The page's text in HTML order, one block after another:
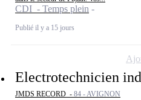
CDI - Temps plein
Publié il y a 15 jours
Electrotechnicien
JMDS RECORD - 84 - AVIGNON